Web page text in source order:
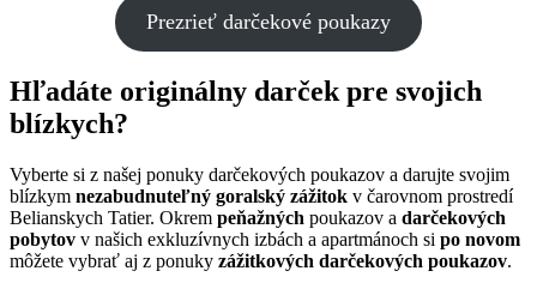
Prezrieť darčekové poukazy
Hľadáte originálny darček pre svojich
blízkych?
Vyberte si z našej ponuky darčekových poukazov a darujte svojim
blízkym nezabudnuteľný goralský zážitok v čarovnom prostredí
Belianskych Tatier. Okrem peňažných poukazov a darčekových
pobytov v našich exkluzívnych izbách a apartmánoch si po novom
môžete vybrať aj z ponuky zážitkových darčekových poukazov.